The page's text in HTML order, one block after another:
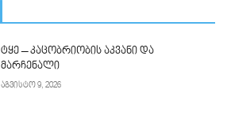
ტყე – კაცობრიობის აკვანი და
მარჩენალი
აგვისტო 9, 2026